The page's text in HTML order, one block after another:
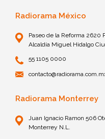
Radiorama México
Paseo de la Reforma 2620
Alcaldía Miguel Hidalgo
55 1105 0000
Radiorama Monterrey
Juan Ignacio Ramon 506
Monterrey N.L.